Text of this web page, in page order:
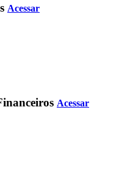
Acessar
Acessar